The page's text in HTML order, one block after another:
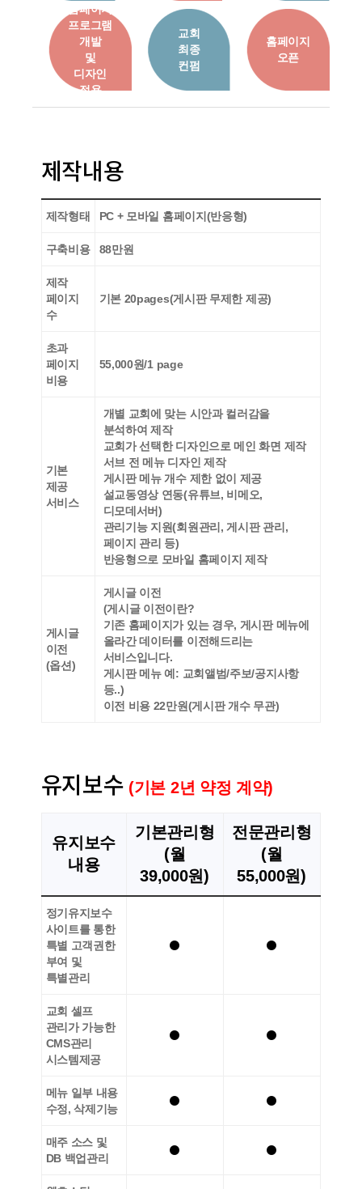
홈페이지
프로그램
개발
및
디자인
적용
교회
최종
컨펌
홈페이지
오픈
제작내용
제작형태 PC + 모바일 홈페이지(반응형)
구축비용 88만원
제작
페이지
수
기본 20pages(게시판 무제한 제공)
초과
페이지
비용
55,000원/1 page
기본
제공
서비스
개별 교회에 맞는 시안과 컬러감을
분석하여 제작
교회가 선택한 디자인으로 메인 화면 제작
서브 전 메뉴 디자인 제작
게시판 메뉴 개수 제한 없이 제공
설교동영상 연동(유튜브, 비메오,
디모데서버)
관리기능 지원(회원관리, 게시판 관리,
페이지 관리 등)
반응형으로 모바일 홈페이지 제작
게시글
이전
(옵션)
게시글 이전
(게시글 이전이란?
기존 홈페이지가 있는 경우, 게시판 메뉴에
올라간 데이터를 이전해드리는
서비스입니다.
게시판 메뉴 예: 교회앨범/주보/공지사항
등..)
이전 비용 22만원(게시판 개수 무관)
유지보수 (기본 2년 약정 계약)
유지보수
내용
기본관리형
(월
39,000원)
전문관리형
(월
55,000원)
정기유지보수
사이트를 통한
특별 고객권한
부여 및
특별관리
교회 셀프
관리가 가능한
CMS관리
시스템제공
메뉴 일부 내용
수정, 삭제기능
매주 소스 및
DB 백업관리